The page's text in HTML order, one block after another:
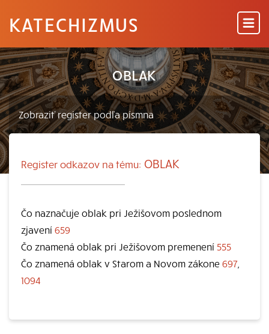
KATECHIZMUS
OBLAK
Register odkazov na tému: OBLAK
Čo naznačuje oblak pri Ježišovom poslednom
zjavení 659
Čo znamená oblak pri Ježišovom premenení 555
Čo znamená oblak v Starom a Novom zákone 697
1094